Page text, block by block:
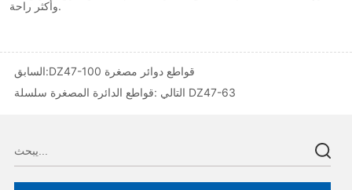
السابق:
DZ47-100 قواطع دوائر مصغرة
التالي : قواطع الدائرة المصغرة سلسلة DZ47-63